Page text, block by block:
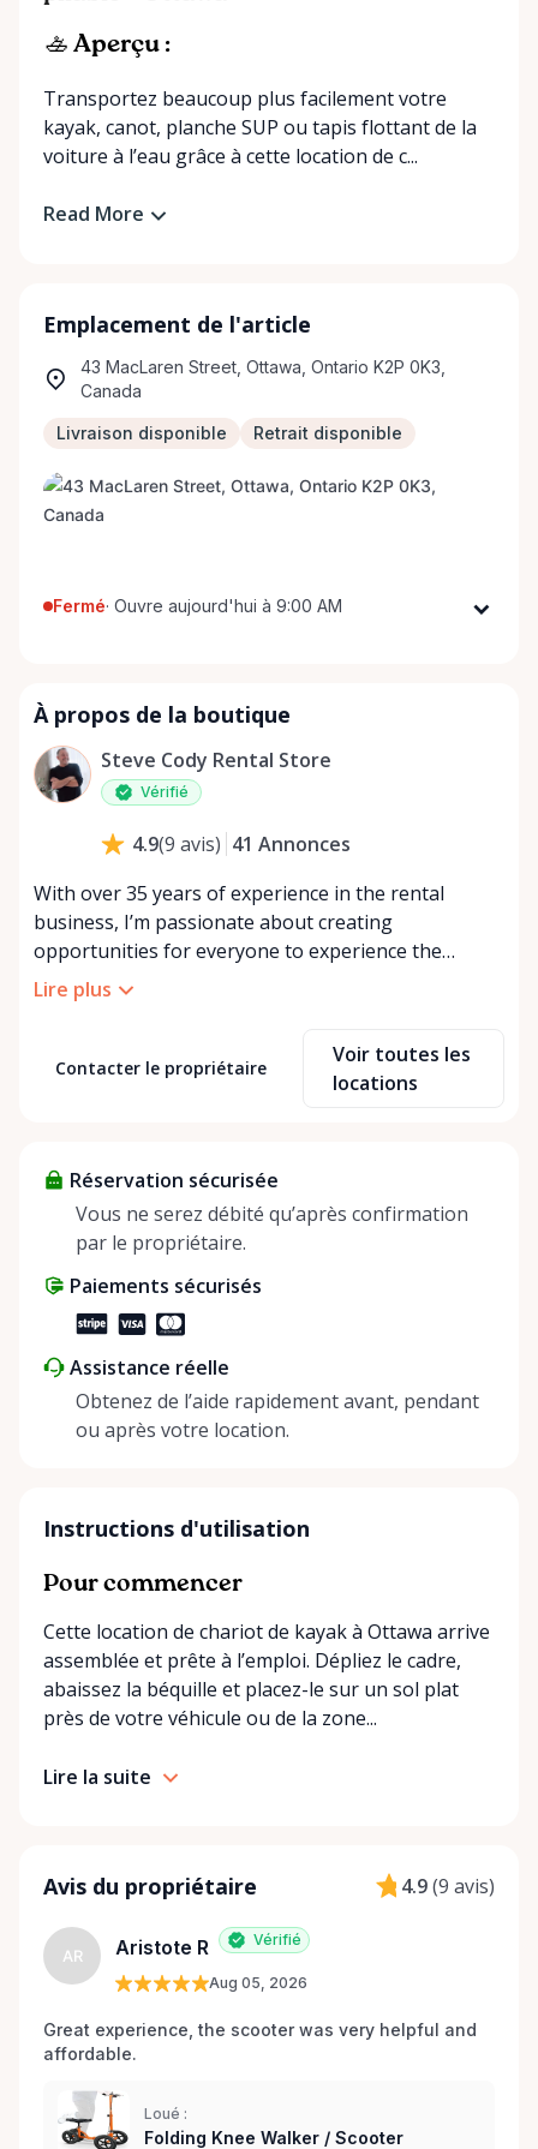
🚣 Aperçu :
Transportez beaucoup plus facilement votre
kayak, canot, planche SUP ou tapis flottant de la
voiture à l’eau grâce à cette location de c...
Read More
Emplacement de l'article
43 MacLaren Street, Ottawa, Ontario K2P 0K3,
Canada
Livraison disponible Retrait disponible
Fermé· Ouvre aujourd'hui à 9:00 AM
Mercredi
Jeudi
Vendredi
Dimanche
9:00 AM - 8:00 PM
À propos de la boutique
Steve Cody Rental Store
Vérifié
4.9(9 avis) 41 Annonces
With over 35 years of experience in the rental
business, I’m passionate about creating
opportunities for everyone to experience the
benefits of renting. As one of the founders of Rent
Anything Store, I believe in the power of sharing—
already own and to allow others to access and
My mission is to make renting accessible, simple,
and rewarding for everyone involved.
Lire plus
Contacter le propriétaire
Voir toutes les
locations
Réservation sécurisée
Vous ne serez débité qu’après confirmation
par le propriétaire.
Paiements sécurisés
Assistance réelle
Obtenez de l’aide rapidement avant, pendant
ou après votre location.
Instructions d'utilisation
Pour commencer
Cette location de chariot de kayak à Ottawa arrive
assemblée et prête à l’emploi. Dépliez le cadre,
abaissez la béquille et placez-le sur un sol plat
près de votre véhicule ou de la zone...
Lire la suite
Avis du propriétaire 4.9(9 avis)
AR Aristote R Vérifié
Aug 05, 2026
Great experience, the scooter was very helpful and
affordable.
Loué :
Folding Knee Walker / Scooter